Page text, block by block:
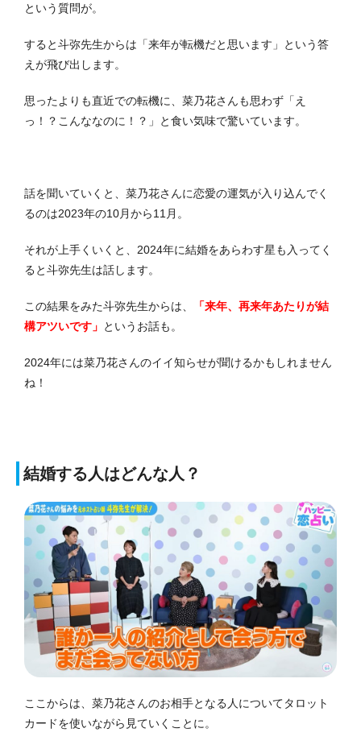
という質問が。
すると斗弥先生からは「来年が転機だと思います」という答
えが飛び出します。
思ったよりも直近での転機に、菜乃花さんも思わず「え
っ！？こんななのに！？」と食い気味で驚いています。
話を聞いていくと、菜乃花さんに恋愛の運気が入り込んでく
るのは2023年の10月から11月。
それが上手くいくと、2024年に結婚をあらわす星も入ってく
ると斗弥先生は話します。
この結果をみた斗弥先生からは、
「来年、再来年あたりが結
構アツいです」 というお話も。
2024年には菜乃花さんのイイ知らせが聞けるかもしれません
ね！
結婚する人はどんな人？
ここからは、菜乃花さんのお相手となる人についてタロット
カードを使いながら見ていくことに。